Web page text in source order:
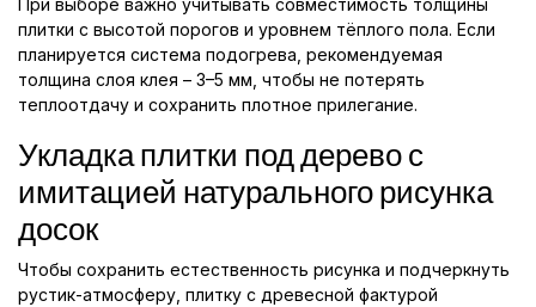
При выборе важно учитывать совместимость толщины
плитки с высотой порогов и уровнем тёплого пола. Если
планируется система подогрева, рекомендуемая
толщина слоя клея – 3–5 мм, чтобы не потерять
теплоотдачу и сохранить плотное прилегание.
Укладка плитки под дерево с
имитацией натурального рисунка
досок
Чтобы сохранить естественность рисунка и подчеркнуть
рустик-атмосферу, плитку с древесной фактурой